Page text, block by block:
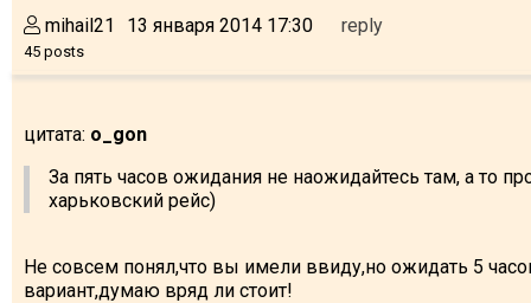
mihail21
45 posts
13 января 2014 17:30 reply
цитата: o_gon
За пять часов ожидания не наожидайтесь там, а то
харьковский рейс)
Не совсем понял,что вы имели ввиду,но ожидать 5
вариант,думаю вряд ли стоит!